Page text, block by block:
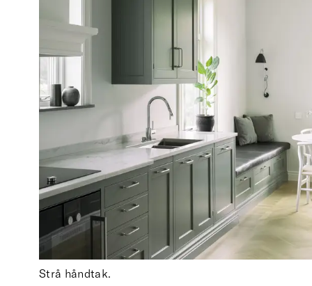
Strå håndtak.